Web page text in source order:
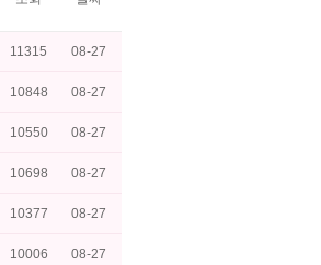
11315 08-27
10848 08-27
10550 08-27
10698 08-27
10377 08-27
10006 08-27